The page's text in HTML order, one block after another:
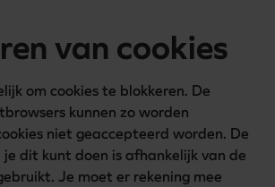
van cookies
om cookies te blokkeren. De
kunnen zo worden
niet geaccepteerd worden. De
dit kunt doen is afhankelijk van de
Je moet er rekening mee